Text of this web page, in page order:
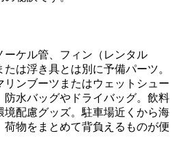
ーケル管、フィン（レンタル
は浮き具とは別に予備パーツ。
ンブーツまたはウェットシュー
防水バッグやドライバッグ。飲料
境配慮グッズ。駐車場近くから海
荷物をまとめて背負えるものが便